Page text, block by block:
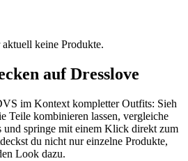
keine Produkte.
auf Dresslove
im Kontext kompletter Outfits: Sieh
Teile kombinieren lassen, vergleiche
und springe mit einem Klick direkt zum
du nicht nur einzelne Produkte,
Look dazu.